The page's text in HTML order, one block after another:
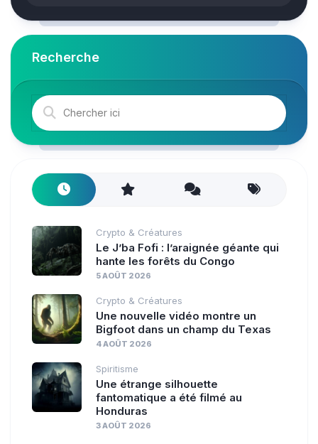
Recherche
Crypto & Créatures
Le J’ba Fofi : l’araignée géante qui
hante les forêts du Congo
5 AOÛT 2026
Crypto & Créatures
Une nouvelle vidéo montre un
Bigfoot dans un champ du Texas
4 AOÛT 2026
Spiritisme
Une étrange silhouette
fantomatique a été filmé au
Honduras
3 AOÛT 2026